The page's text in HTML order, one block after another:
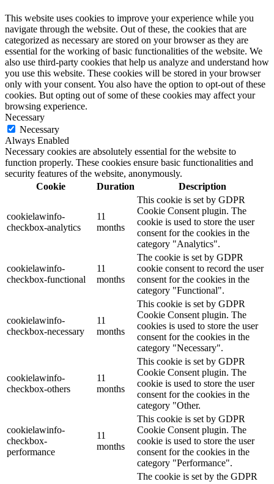
This website uses cookies to improve your experience while you
navigate through the website. Out of these, the cookies that are
categorized as necessary are stored on your browser as they are
essential for the working of basic functionalities of the website. We
also use third-party cookies that help us analyze and understand how
you use this website. These cookies will be stored in your browser
only with your consent. You also have the option to opt-out of these
cookies. But opting out of some of these cookies may affect your
browsing experience.
Necessary
Necessary
Always Enabled
Necessary cookies are absolutely essential for the website to
function properly. These cookies ensure basic functionalities and
security features of the website, anonymously.
Cookie
Duration Description
cookielawinfo-
checkbox-analytics
11
months
This cookie is set by GDPR
Cookie Consent plugin. The
cookie is used to store the user
consent for the cookies in the
category "Analytics".
cookielawinfo-
checkbox-functional
11
months
The cookie is set by GDPR
cookie consent to record the user
consent for the cookies in the
category "Functional".
cookielawinfo-
checkbox-necessary
11
months
This cookie is set by GDPR
Cookie Consent plugin. The
cookies is used to store the user
consent for the cookies in the
category "Necessary".
cookielawinfo-
checkbox-others
11
months
This cookie is set by GDPR
Cookie Consent plugin. The
cookie is used to store the user
consent for the cookies in the
category "Other.
cookielawinfo-
checkbox-
performance
11
months
This cookie is set by GDPR
Cookie Consent plugin. The
cookie is used to store the user
consent for the cookies in the
category "Performance".
The cookie is set by the GDPR